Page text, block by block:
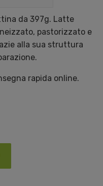
da 397g. Latte
pastorizzato e
alla sua struttura
rapida online.